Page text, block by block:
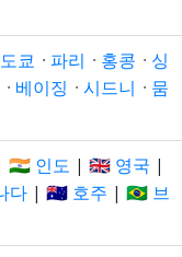
도쿄 · 파리 · 홍콩 · 싱
· 베이징 · 시드니 · 뭄
🇮🇳 인도 | 🇬🇧 영국 |
다 | 🇦🇺 호주 | 🇧🇷 브